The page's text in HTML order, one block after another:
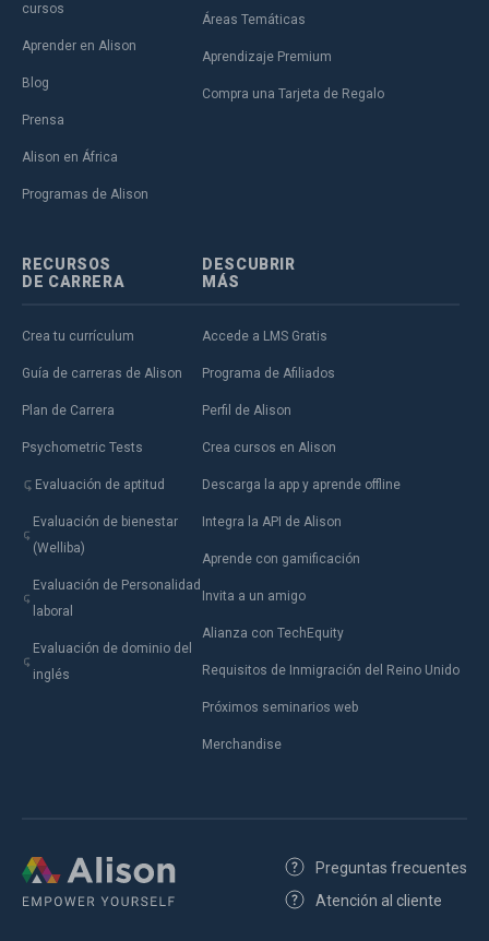
cursos
Aprender en Alison
Blog
Prensa
Alison en África
Programas de Alison
Áreas Temáticas
Aprendizaje Premium
Compra una Tarjeta de Regalo
RECURSOS
DE CARRERA
Crea tu currículum
Guía de carreras de Alison
Plan de Carrera
Psychometric Tests
Evaluación de aptitud
Evaluación de bienestar
(Welliba)
Evaluación de Personalidad
laboral
Evaluación de dominio del
inglés
DESCUBRIR
MÁS
Accede a LMS Gratis
Programa de Afiliados
Perfil de Alison
Crea cursos en Alison
Descarga la app y aprende offline
Integra la API de Alison
Aprende con gamificación
Invita a un amigo
Alianza con TechEquity
Requisitos de Inmigración del Reino Unido
Próximos seminarios web
Merchandise
Preguntas frecuentes
Atención al cliente